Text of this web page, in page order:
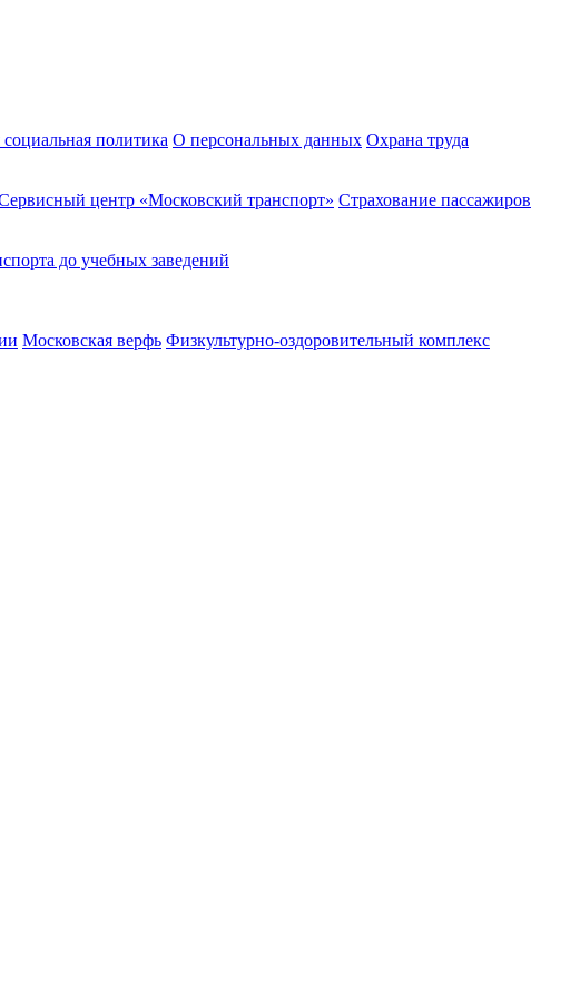
политика О персональных данных Охрана труда
центр «Московский транспорт» Страхование пассажиров
до учебных заведений
Московская верфь Физкультурно-оздоровительный комплекс